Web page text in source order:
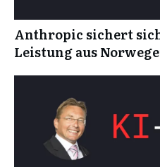
Anthropic sichert
Leistung aus